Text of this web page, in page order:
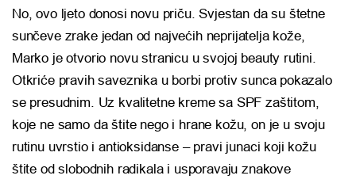
No, ovo ljeto donosi novu priču. Svjestan da su štetne
sunčeve zrake jedan od najvećih neprijatelja kože,
Marko je otvorio novu stranicu u svojoj beauty rutini.
Otkriće pravih saveznika u borbi protiv sunca pokazalo
se presudnim. Uz kvalitetne kreme sa SPF zaštitom,
koje ne samo da štite nego i hrane kožu, on je u svoju
rutinu uvrstio i antioksidanse – pravi junaci koji kožu
štite od slobodnih radikala i usporavaju znakove